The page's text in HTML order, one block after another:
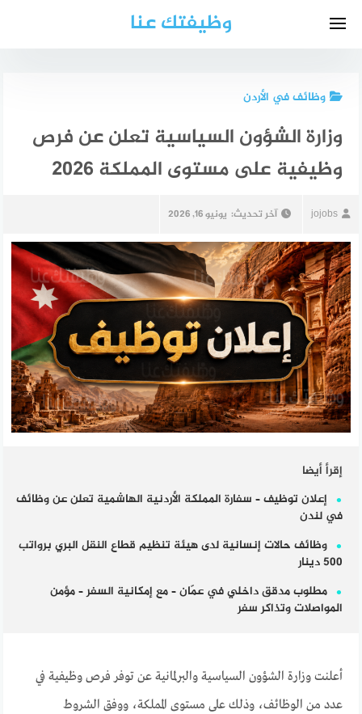
وظيفتك عنا
وظائف في الأردن
وزارة الشؤون السياسية تعلن عن فرص
وظيفية على مستوى المملكة 2026
jojobs آخر تحديث: يونيو 16, 2026
إقرأ أيضا
إعلان توظيف – سفارة المملكة الأردنية الهاشمية تعلن عن وظائف
في لندن
وظائف حالات إنسانية لدى هيئة تنظيم قطاع النقل البري برواتب
500 دينار
مطلوب مدقق داخلي في عمّان – مع إمكانية السفر – مؤمن
المواصلات وتذاكر سفر
أعلنت وزارة الشؤون السياسية والبرلمانية عن توفر فرص وظيفية في
عدد من الوظائف، وذلك على مستوى المملكة، ووفق الشروط